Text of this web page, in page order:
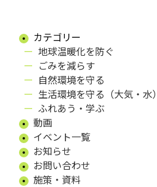
カテゴリー
地球温暖化を防ぐ
ごみを減らす
自然環境を守る
生活環境を守る（大気・水）
ふれあう・学ぶ
動画
イベント一覧
お知らせ
お問い合わせ
施策・資料